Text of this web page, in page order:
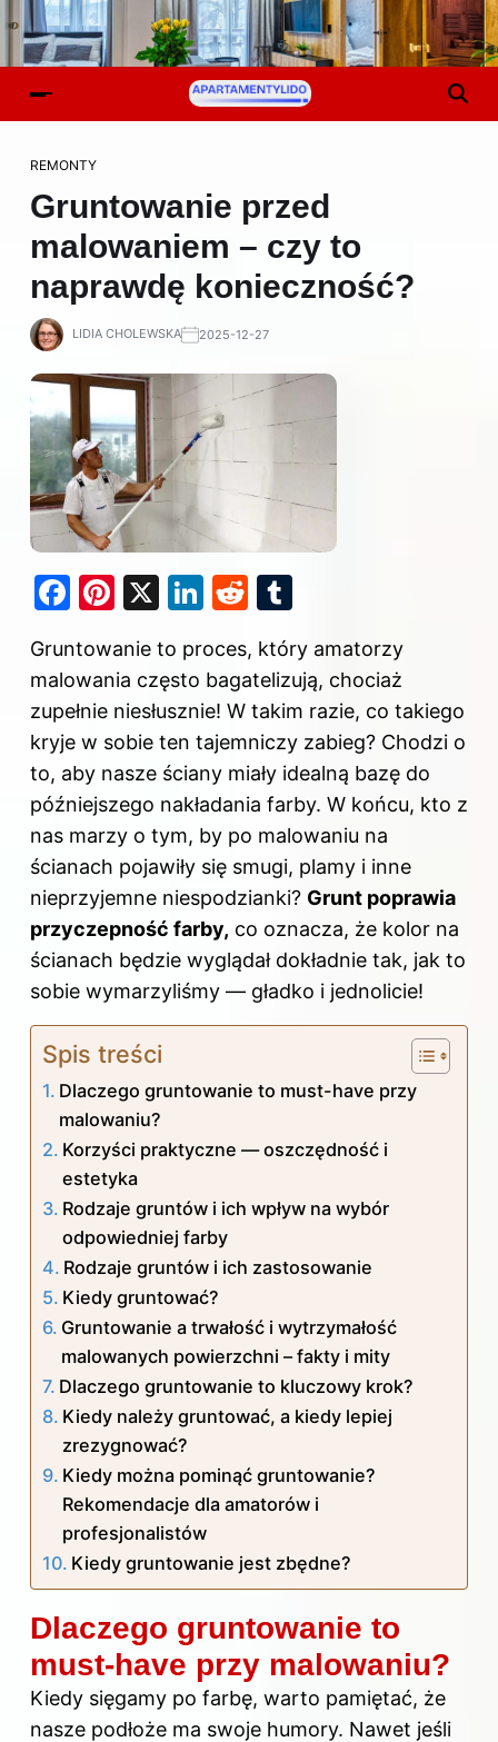
REMONTY
Gruntowanie przed
malowaniem – czy to
naprawdę konieczność?
LIDIA CHOLEWSKA 2025-12-27
F
c
e
b
o
o
k
Pi
er
e
st
X
Li
k
e
dI
n
R
d
di
t
m
bl
r
Gruntowanie to proces, który amatorzy
malowania często bagatelizują, chociaż
zupełnie niesłusznie! W takim razie, co takiego
kryje w sobie ten tajemniczy zabieg? Chodzi o
to, aby nasze ściany miały idealną bazę do
późniejszego nakładania farby. W końcu, kto z
nas marzy o tym, by po malowaniu na
ścianach pojawiły się smugi, plamy i inne
nieprzyjemne niespodzianki? Grunt poprawia
przyczepność farby, co oznacza, że kolor na
ścianach będzie wyglądał dokładnie tak, jak to
sobie wymarzyliśmy — gładko i jednolicie!
Spis treści
Dlaczego gruntowanie to must-have przy
malowaniu?
Korzyści praktyczne — oszczędność i
estetyka
Rodzaje gruntów i ich wpływ na wybór
odpowiedniej farby
Rodzaje gruntów i ich zastosowanie
Kiedy gruntować?
Gruntowanie a trwałość i wytrzymałość
malowanych powierzchni – fakty i mity
Dlaczego gruntowanie to kluczowy krok?
Kiedy należy gruntować, a kiedy lepiej
zrezygnować?
Kiedy można pominąć gruntowanie?
Rekomendacje dla amatorów i
profesjonalistów
Kiedy gruntowanie jest zbędne?
Dlaczego gruntowanie to
must-have przy malowaniu?
Kiedy sięgamy po farbę, warto pamiętać, że
nasze podłoże ma swoje humory. Nawet jeśli